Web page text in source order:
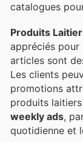
catalogues
Produits
appréciés pour
articles sont
Les clients
promotions
produits
weekly ads,
quotidienne et